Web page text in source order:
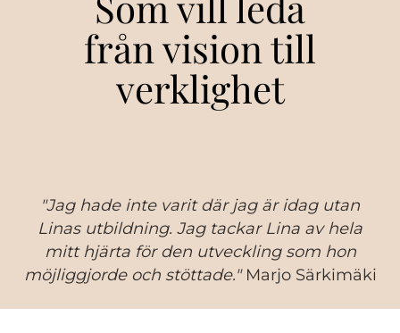
från vision till
verklighet
"Jag hade inte varit där jag är idag utan
Linas utbildning. Jag tackar Lina av hela
mitt hjärta för den utveckling som hon
möjliggjorde och stöttade." Marjo Särkimäki